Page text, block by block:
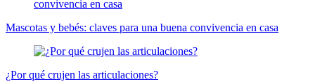
Mascotas y bebés: claves para una buena convivencia en casa
¿Por qué crujen las articulaciones?